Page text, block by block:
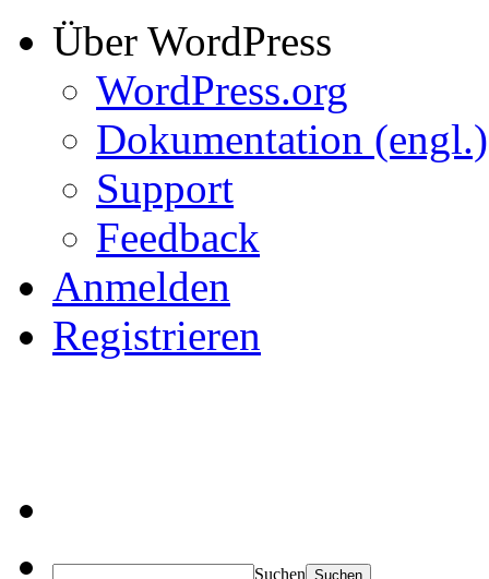
Über WordPress
WordPress.org
Dokumentation (engl.)
Support
Feedback
Anmelden
Registrieren
Suchen